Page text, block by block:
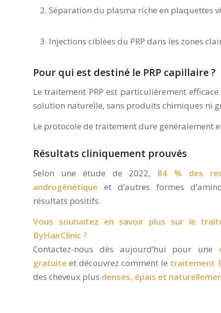
Séparation du plasma riche en plaquettes
Injections ciblées du PRP dans les zones
Pour qui est destiné le PRP capillaire ?
Le traitement PRP est particulièrement
solution naturelle, sans produits chimiques ni
Le protocole de traitement dure généralement
Résultats cliniquement prouvés
Selon une étude de 2022, 84 % des
androgénétique et d’autres formes
résultats positifs.
Vous souhaitez en savoir plus sur le
ByHairClinic ?
Contactez-nous dès aujourd’hui pour une
gratuite et découvrez comment le traitement
des cheveux plus denses, épais et